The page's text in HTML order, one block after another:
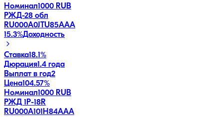
Номинал1000 RUB
РЖД-28 обл
RU000A0JTU85AAA
15.3%Доходность
Ставка18.1%
Дюрация1.4 года
Выплат в год2
Цена104.57%
Номинал1000 RUB
РЖД 1Р-18R
RU000A101H84AAA